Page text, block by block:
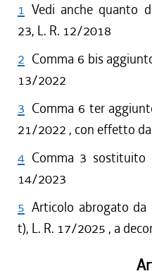
1 Vedi anche quanto
23, L. R. 12/2018
2 Comma 6 bis
13/2022
3 Comma 6 ter
21/2022 , con effetto
4 Comma 3
14/2023
5 Articolo abrogato
t), L. R. 17/2025 , a